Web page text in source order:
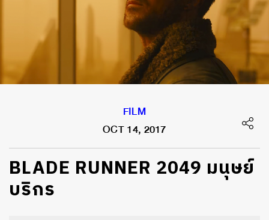
FILM
OCT 14, 2017
BLADE RUNNER 2049 มนุษย์
บริกร